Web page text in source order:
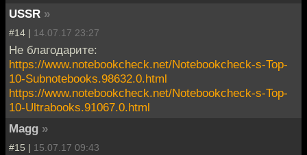
USSR »
#14 | 14.07.17 23:27
Не благодарите:
https://www.notebookcheck.net/Notebookcheck-s-Top-
10-Subnotebooks.98632.0.html
https://www.notebookcheck.net/Notebookcheck-s-Top-
10-Ultrabooks.91067.0.html
Magg »
#15 | 15.07.17 09:43